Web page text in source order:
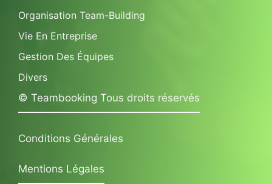
Organisation Team-Building
Vie En Entreprise
Gestion Des Équipes
Divers
© Teambooking Tous droits réservés
Conditions Générales
Mentions Légales